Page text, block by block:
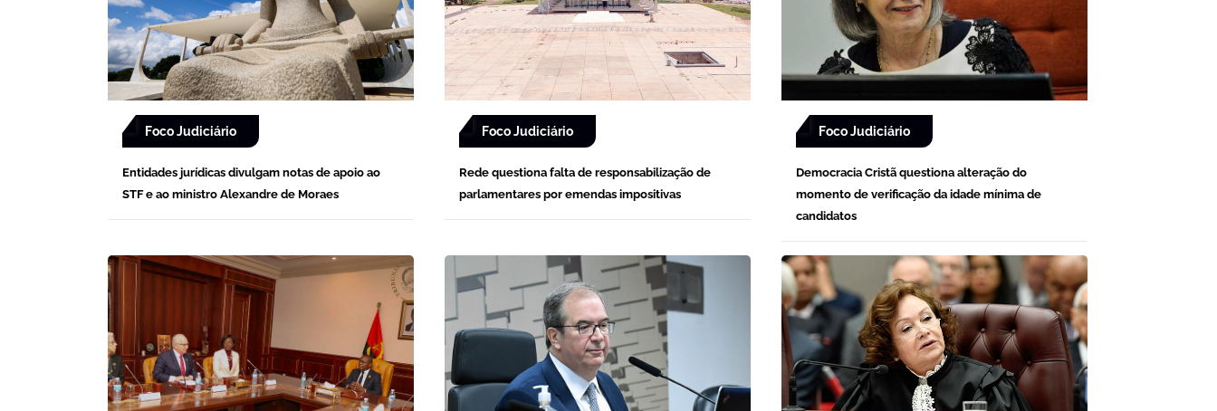
Foco Judiciário
Entidades jurídicas divulgam notas de apoio ao
STF e ao ministro Alexandre de Moraes
Foco Judiciário
Rede questiona falta de responsabilização de
parlamentares por emendas impositivas
Foco Judiciário
Democracia Cristã questiona alteração do
momento de verificação da idade mínima de
candidatos